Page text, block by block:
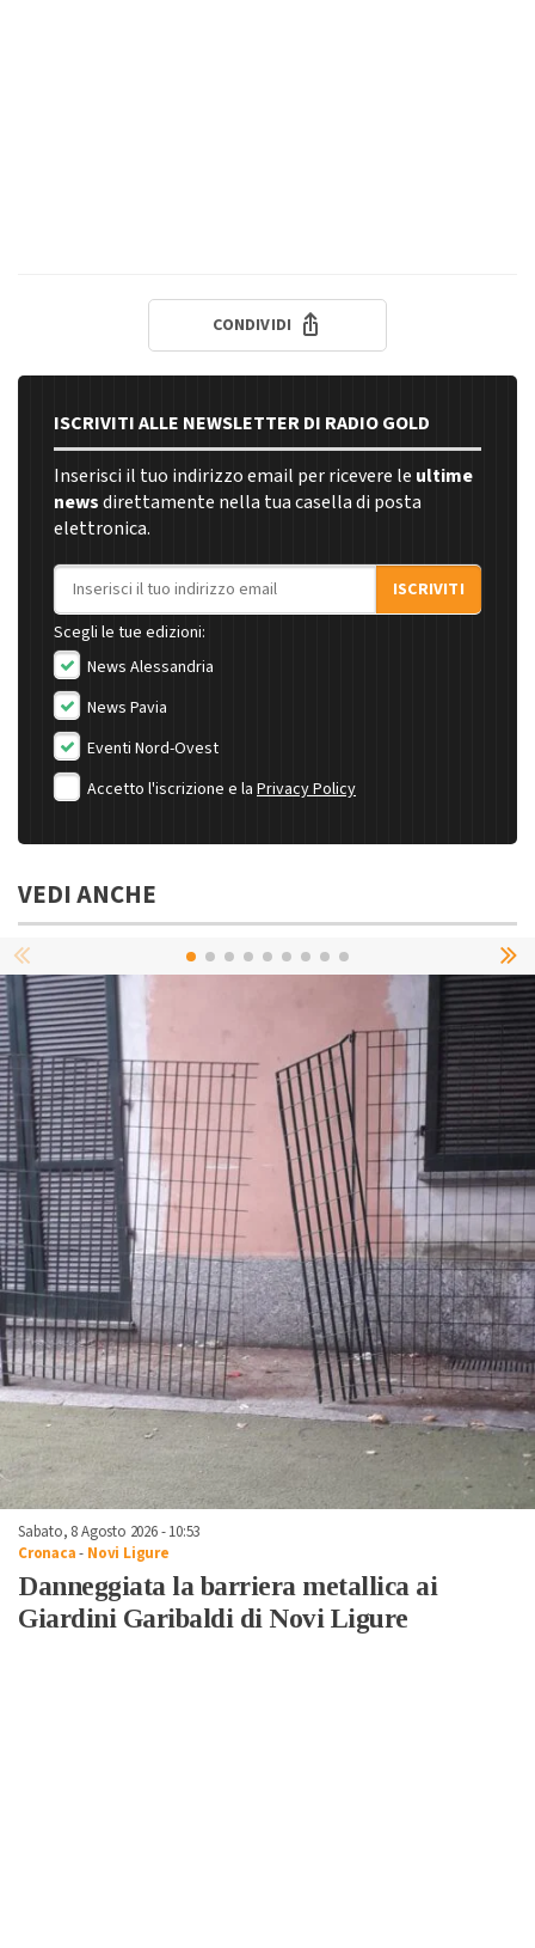
CONDIVIDI
ISCRIVITI ALLE NEWSLETTER DI RADIO GOLD
Inserisci il tuo indirizzo email per ricevere le ultime
newsdirettamente nella tua casella di posta
elettronica.
Indirizzo email
ISCRIVITI
Scegli le tue edizioni:
News Alessandria
News Pavia
Eventi Nord-Ovest
Accetto l'iscrizione e la Privacy Policy
VEDI ANCHE
Sabato, 8 Agosto 2026 - 10:53
Cronaca- Novi Ligure
Danneggiata la barriera metallica ai
Giardini Garibaldi di Novi Ligure